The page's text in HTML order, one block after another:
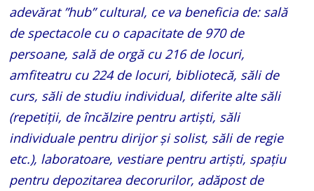
adevărat ”hub” cultural, ce va beneficia de: sală
de spectacole cu o capacitate de 970 de
persoane, sală de orgă cu 216 de locuri,
amfiteatru cu 224 de locuri, bibliotecă, săli de
curs, săli de studiu individual, diferite alte săli
(repetiţii, de încălzire pentru artişti, săli
individuale pentru dirijor şi solist, săli de regie
etc.), laboratoare, vestiare pentru artişti, spaţiu
pentru depozitarea decorurilor, adăpost de